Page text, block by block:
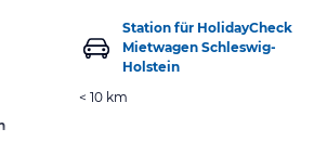
Station für HolidayCheck
Mietwagen Schleswig-
Holstein
< 10 km